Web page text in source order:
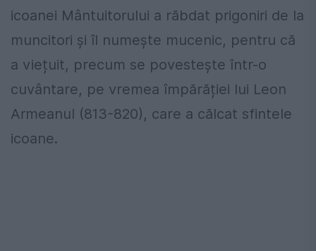
icoanei Mântuitorului a răbdat prigoniri de la
muncitori și îl numește mucenic, pentru că
a viețuit, precum se povestește într-o
cuvântare, pe vremea împărăției lui Leon
Armeanul (813-820), care a călcat sfintele
icoane.